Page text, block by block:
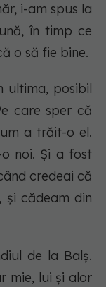
i-am spus la
în timp ce
o să fie bine.
ultima, posibil
care sper că
a trăit-o el.
noi. Și a fost
credeai că
cădeam din
de la Balș.
mie, lui și alor